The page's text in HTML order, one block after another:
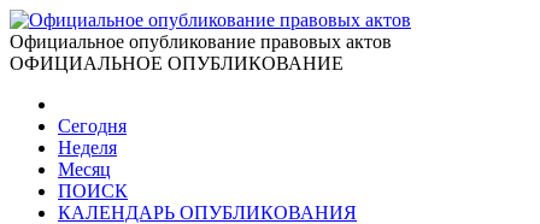
Официальное опубликование правовых актов
ОФИЦИАЛЬНОЕ ОПУБЛИКОВАНИЕ
Сегодня
Неделя
Месяц
ПОИСК
КАЛЕНДАРЬ ОПУБЛИКОВАНИЯ